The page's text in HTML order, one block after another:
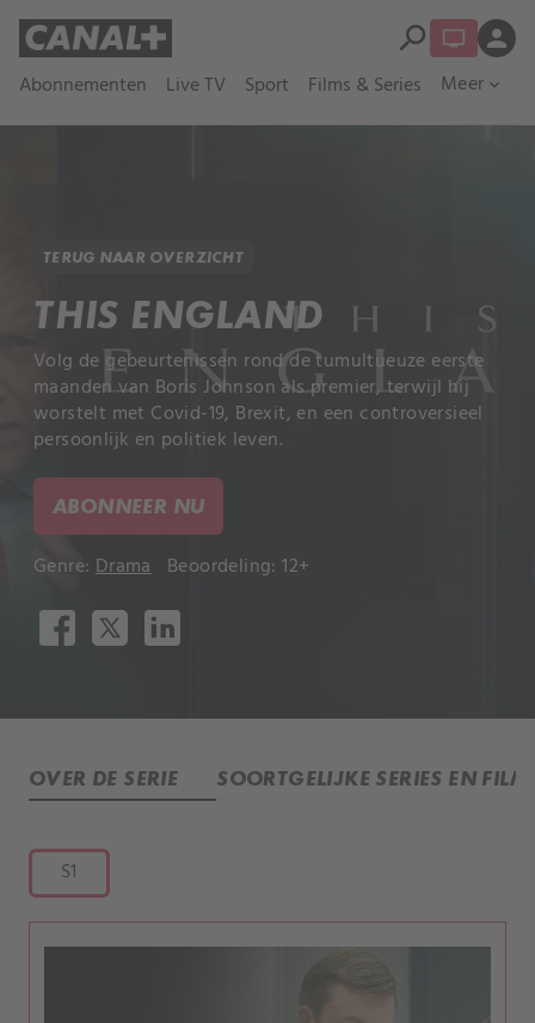
Abonnementen Live TV Sport Films & Series Meer expand_more
search person
TERUG NAAR OVERZICHT
THIS ENGLAND
Volg de gebeurtenissen rond de tumultueuze eerste
maanden van Boris Johnson als premier, terwijl hij
worstelt met Covid-19, Brexit, en een controversieel
persoonlijk en politiek leven.
ABONNEER NU
Genre: Drama Beoordeling: 12+
OVER DE SERIE SOORTGELIJKE SERIES EN
S1